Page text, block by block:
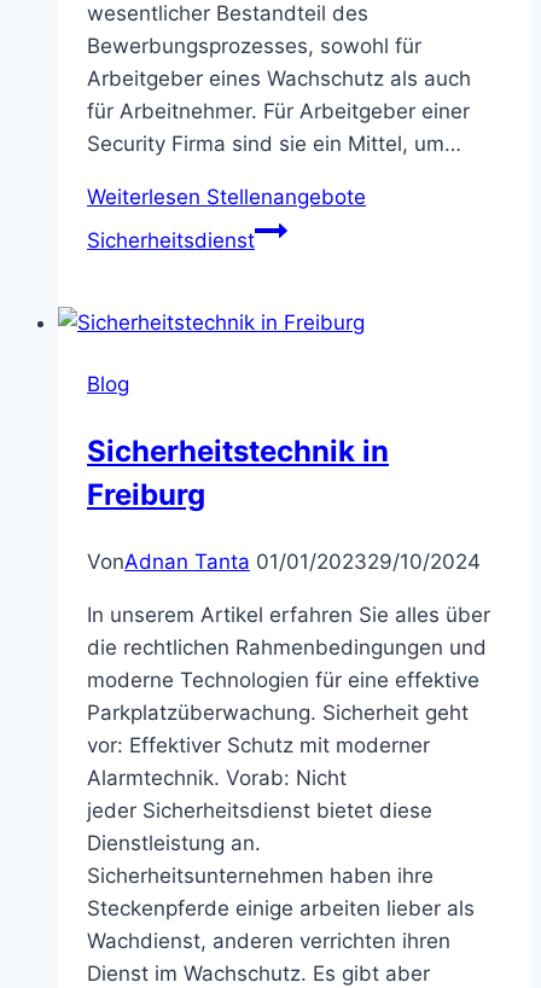
wesentlicher Bestandteil des
Bewerbungsprozesses, sowohl für
Arbeitgeber eines Wachschutz als auch
für Arbeitnehmer. Für Arbeitgeber einer
Security Firma sind sie ein Mittel, um…
Weiterlesen Stellenangebote
Sicherheitsdienst
Blog
Sicherheitstechnik in
Freiburg
VonAdnan Tanta 01/01/202329/10/2024
In unserem Artikel erfahren Sie alles über
die rechtlichen Rahmenbedingungen und
moderne Technologien für eine effektive
Parkplatzüberwachung. Sicherheit geht
vor: Effektiver Schutz mit moderner
Alarmtechnik. Vorab: Nicht
jeder Sicherheitsdienst bietet diese
Dienstleistung an.
Sicherheitsunternehmen haben ihre
Steckenpferde einige arbeiten lieber als
Wachdienst, anderen verrichten ihren
Dienst im Wachschutz. Es gibt aber